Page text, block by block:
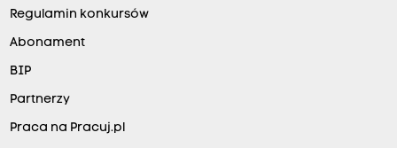
Regulamin konkursów
Abonament
BIP
Partnerzy
Praca na Pracuj.pl